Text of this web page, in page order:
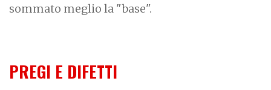
sommato meglio la "base".
PREGI E DIFETTI